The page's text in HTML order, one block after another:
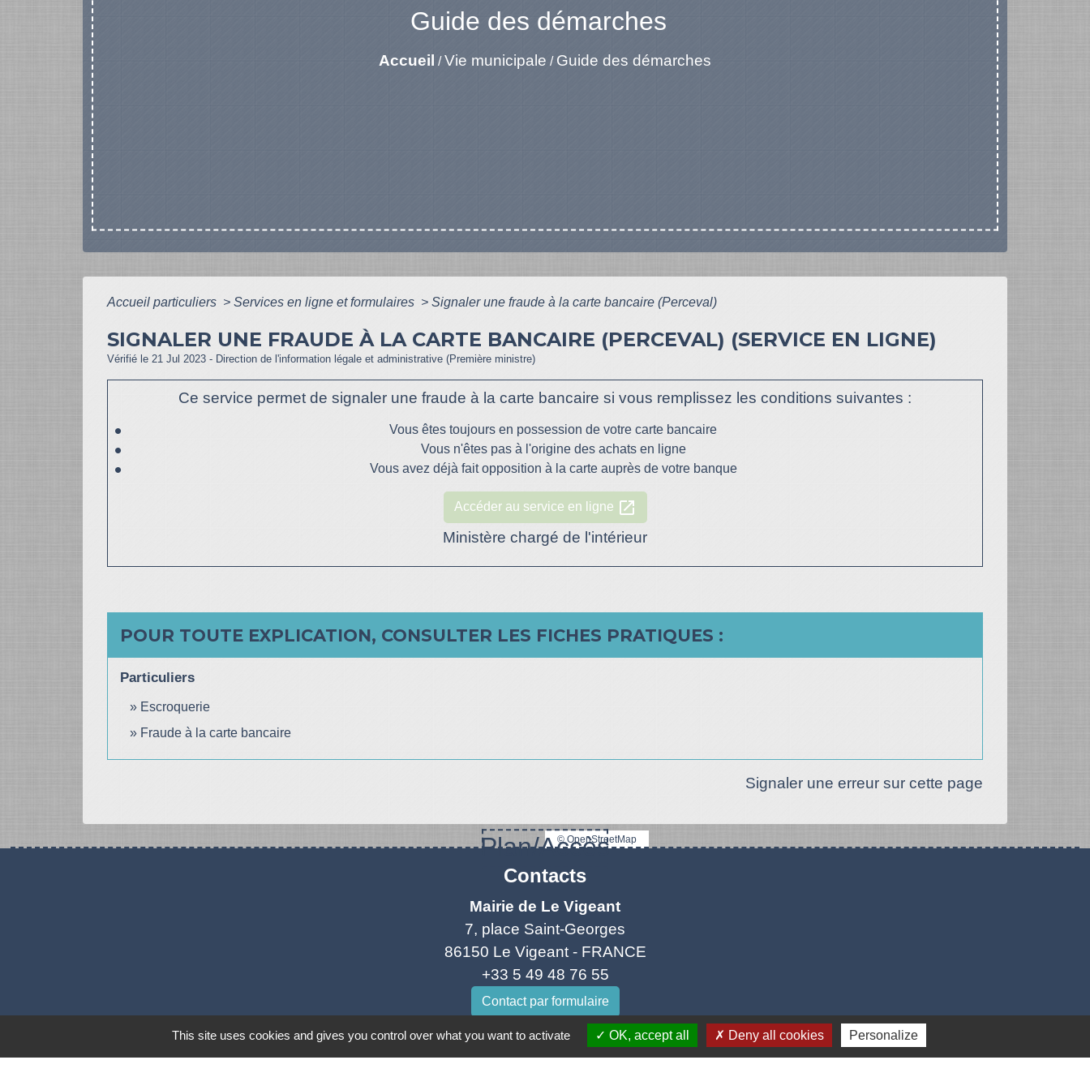
Guide des démarches
Accueil /Vie municipale / Guide des démarches
Accueil particuliers > Services en ligne et formulaires > Signaler une fraude à la carte bancaire (Perceval)
SIGNALER UNE FRAUDE À LA CARTE BANCAIRE (PERCEVAL) (SERVICE EN LIGNE)
Vérifié le 21 Jul 2023 - Direction de l'information légale et administrative (Première ministre)
Ce service permet de signaler une fraude à la carte bancaire si vous remplissez les conditions suivantes :
Vous êtes toujours en possession de votre carte bancaire
Vous n'êtes pas à l'origine des achats en ligne
Vous avez déjà fait opposition à la carte auprès de votre banque
Accéder au service en ligne open_in_new
Ministère chargé de l'intérieur
POUR TOUTE EXPLICATION, CONSULTER LES FICHES PRATIQUES :
Particuliers
Escroquerie
Fraude à la carte bancaire
Signaler une erreur sur cette page
Plan/Accès
© OpenStreetMap
Contacts
Mairie de Le Vigeant
7, place Saint-Georges
86150 Le Vigeant - FRANCE
+33 5 49 48 76 55
Contact par formulaire
This site uses cookies and gives you control over what you want to activate OK, accept all Deny all cookies Personalize